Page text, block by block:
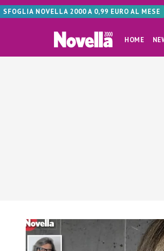
SFOGLIA NOVELLA 2000 A 0,99 EURO AL MESE
HOME